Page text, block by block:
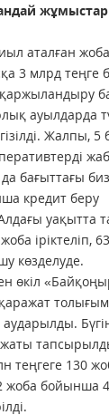
жұмыстар
аталған жоба
3 млрд теңге
ауылдарда
Жалпы, 5
бағыттағы
кредит беру
уақытта
іріктеліп,
көзделуде.
өкіл
теңгеге 130
жоба бойынша